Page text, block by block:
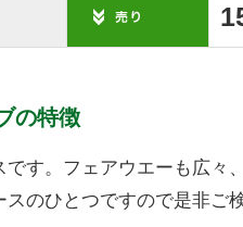
の特徴
す。フェアウエーも広々
のひとつですので是非ご